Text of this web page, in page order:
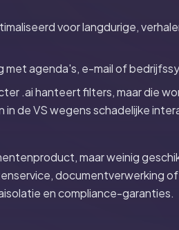
voor langdurige,
met agenda's, e-mail of
.ai hanteert filters, maar die
de VS wegens schadelijke
maar weinig
documentverwerking
en compliance-garanties.